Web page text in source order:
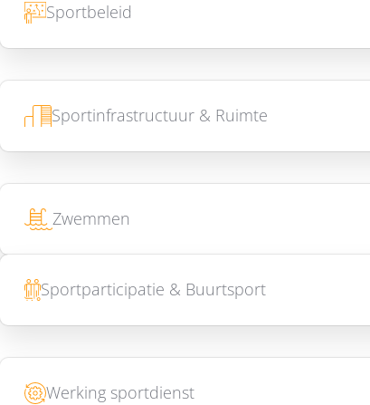
Sportbeleid
Sportinfrastructuur & Ruimte
Zwemmen
Sportparticipatie & Buurtsport
Werking sportdienst